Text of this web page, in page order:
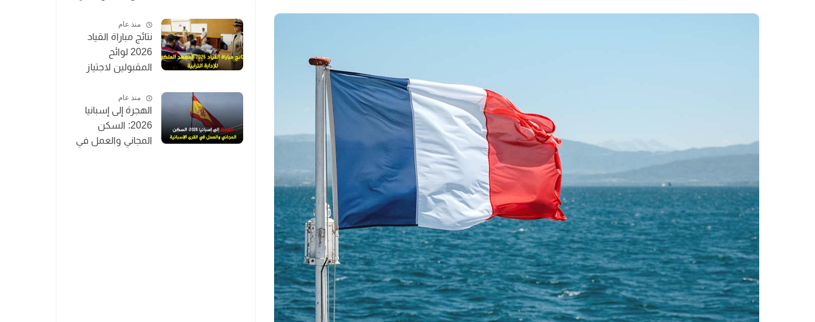
وCDD ابتداءً من
الإعدادي
منذ عام
نتائج مباراة القياد
2026 لوائح
المقبولين لاجتياز
قائد متدرب)
منذ عام
الهجرة إلى إسبانيا
2026: السكن
المجاني والعمل في